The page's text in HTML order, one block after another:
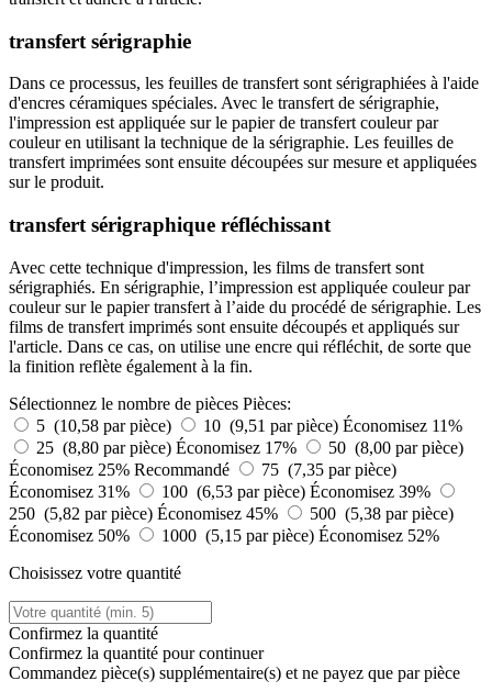
transfert sérigraphie
Dans ce processus, les feuilles de transfert sont sérigraphiées à l'aide
d'encres céramiques spéciales. Avec le transfert de sérigraphie,
l'impression est appliquée sur le papier de transfert couleur par
couleur en utilisant la technique de la sérigraphie. Les feuilles de
transfert imprimées sont ensuite découpées sur mesure et appliquées
sur le produit.
transfert sérigraphique réfléchissant
Avec cette technique d'impression, les films de transfert sont
sérigraphiés. En sérigraphie, l’impression est appliquée couleur par
couleur sur le papier transfert à l’aide du procédé de sérigraphie. Les
films de transfert imprimés sont ensuite découpés et appliqués sur
l'article. Dans ce cas, on utilise une encre qui réfléchit, de sorte que
la finition reflète également à la fin.
Sélectionnez le nombre de pièces Pièces:
5 (10,58 par pièce)
10 (9,51 par pièce) Économisez 11%
25 (8,80 par pièce) Économisez 17%
50 (8,00 par pièce)
Économisez 25% Recommandé
75 (7,35 par pièce)
Économisez 31%
100 (6,53 par pièce) Économisez 39%
250 (5,82 par pièce) Économisez 45%
500 (5,38 par pièce)
Économisez 50%
1000 (5,15 par pièce) Économisez 52%
Choisissez votre quantité
Confirmez la quantité
Confirmez la quantité pour continuer
Commandez pièce(s) supplémentaire(s) et ne payez que par pièce